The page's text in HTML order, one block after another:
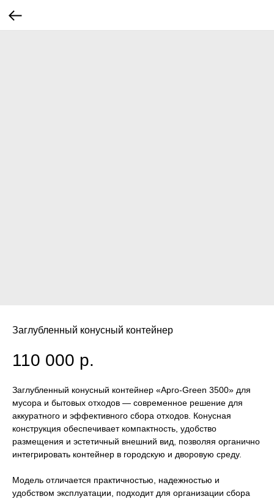
Заглубленный конусный контейнер
110 000 р.
Заглубленный конусный контейнер «Арго-Green 3500» для
мусора и бытовых отходов — современное решение для
аккуратного и эффективного сбора отходов. Конусная
конструкция обеспечивает компактность, удобство
размещения и эстетичный внешний вид, позволяя органично
интегрировать контейнер в городскую и дворовую среду.
Модель отличается практичностью, надежностью и
удобством эксплуатации, подходит для организации сбора